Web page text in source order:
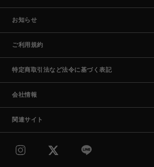
お知らせ
ご利用規約
特定商取引法など法令に基づく表記
会社情報
関連サイト